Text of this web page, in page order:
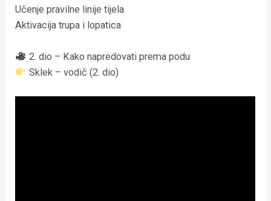
Učenje pravilne linije tijela
Aktivacija trupa i lopatica
2. dio – Kako napredovati prema podu
Sklek – vodič (2. dio)